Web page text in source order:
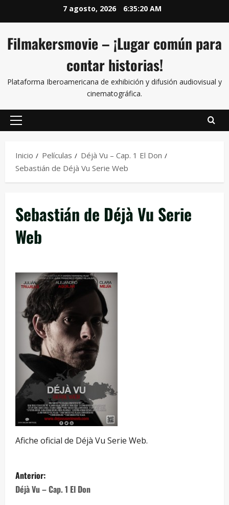
7 agosto, 2026 6:35:21 AM
Filmakersmovie – ¡Lugar común para
contar historias!
Plataforma Iberoamericana de exhibición y difusión audiovisual y
cinematográfica.
Inicio Películas
Déjà Vu – Cap. 1 El Don
Sebastián de Déjà Vu Serie Web
Sebastián de Déjà Vu Serie
Web
Afiche oficial de Déjà Vu Serie Web.
Anterior:
Déjà Vu – Cap. 1 El Don